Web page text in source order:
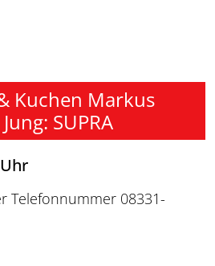
Kuchen Markus
SUPRA
Telefonnummer 08331-